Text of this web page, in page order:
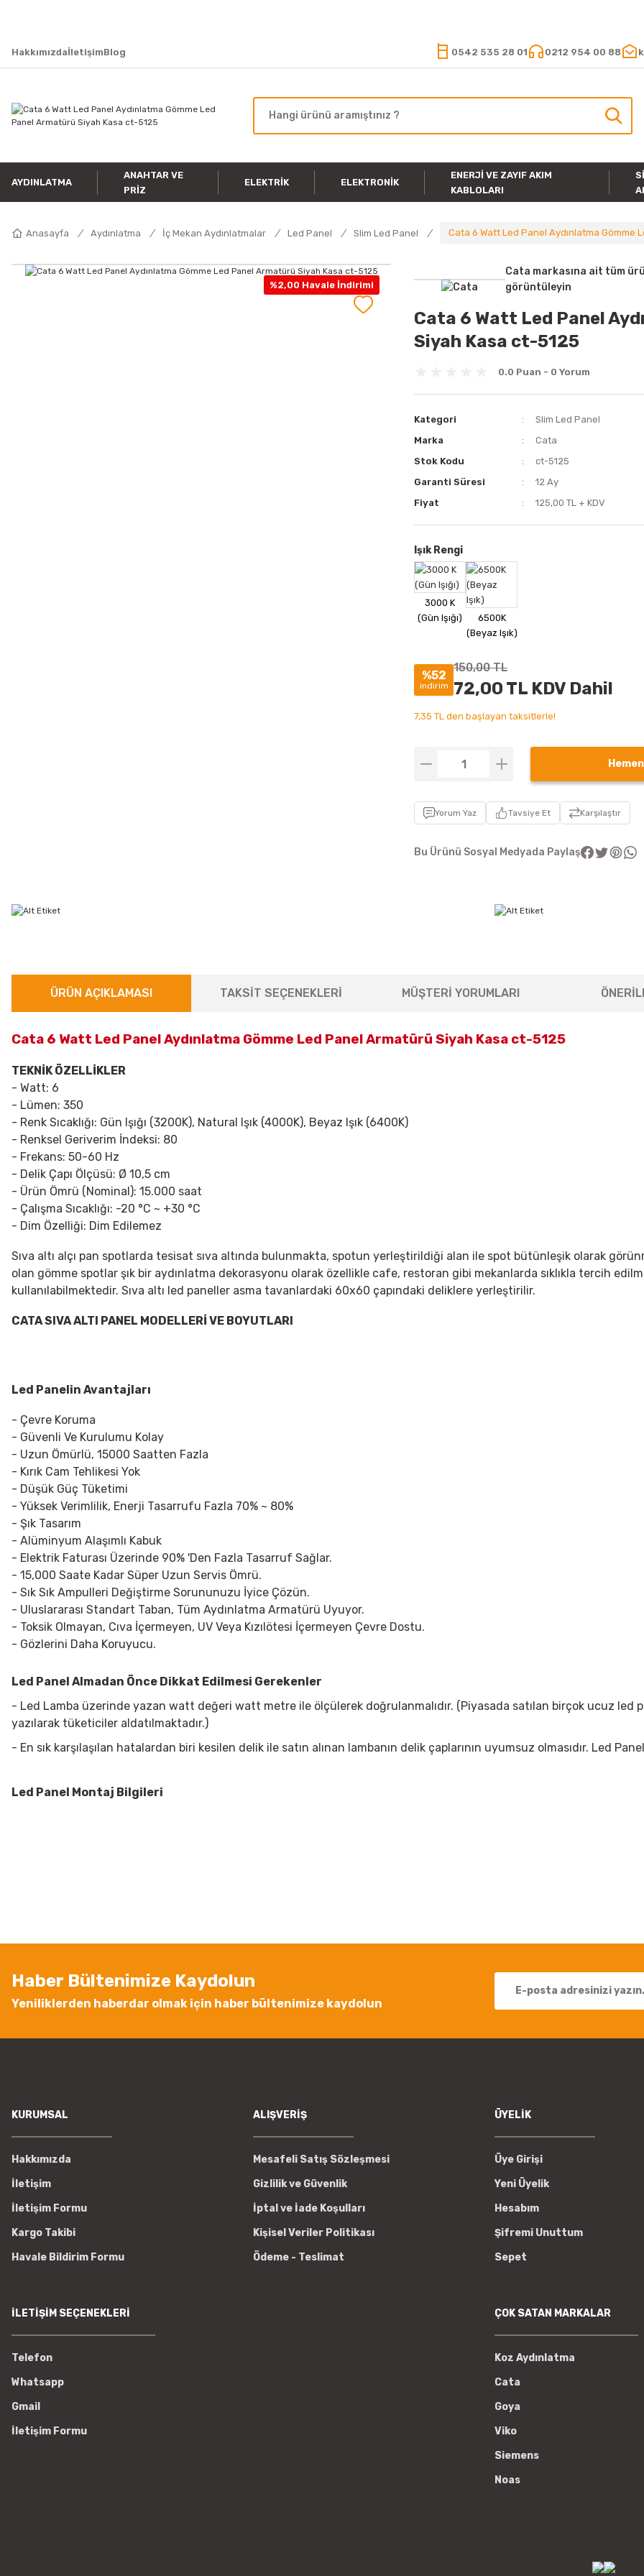
HakkımızdaİletişimBlog 0542 535 28 01 0212 954 00 88
AYDINLATMA
ANAHTAR VE
PRIZ
ELEKTRIK ELEKTRONIK
ENERJI VE ZAYIF AKIM
KABLOLARI
Anasayfa Aydınlatma İç Mekan Aydınlatmalar Led Panel Slim Led Panel Cata 6 Watt Led Panel Aydınlatma Gömme
%2,00 Havale İndirimi
Cata markasına ait tüm
görüntüleyin
Cata 6 Watt Led Panel
Siyah Kasa ct-5125
0.0 Puan - 0 Yorum
Kategori
Slim Led Panel
Marka
Cata
Stok Kodu
ct-5125
Garanti Süresi
12 Ay
Fiyat
125,00 TL + KDV
Işık Rengi
%52
indirim
150,00 TL
72,00 TL KDV Dahil
7,35 TL den başlayan taksitlerle!
Hemen
Yorum Yaz Tavsiye Et Karşılaştır
Bu Ürünü Sosyal Medyada Paylaş
ÜRÜN AÇIKLAMASI TAKSİT SEÇENEKLERİ MÜŞTERİ YORUMLARI
Cata 6 Watt Led Panel Aydınlatma Gömme Led Panel Armatürü Siyah Kasa ct-5125
TEKNİK ÖZELLİKLER
- Watt: 6
- Lümen: 350
- Renk Sıcaklığı: Gün Işığı (3200K), Natural Işık (4000K), Beyaz Işık (6400K)
- Renksel Geriverim İndeksi: 80
- Frekans: 50-60 Hz
- Delik Çapı Ölçüsü: Ø 10,5 cm
- Ürün Ömrü (Nominal): 15.000 saat
- Çalışma Sıcaklığı: -20 °C ~ +30 °C
- Dim Özelliği: Dim Edilemez
Sıva altı alçı pan spotlarda tesisat sıva altında bulunmakta, spotun yerleştirildiği alan ile spot bütünleşik olarak
olan gömme spotlar şık bir aydınlatma dekorasyonu olarak özellikle cafe, restoran gibi mekanlarda sıklıkla tercih
kullanılabilmektedir. Sıva altı led paneller asma tavanlardaki 60x60 çapındaki deliklere yerleştirilir.
CATA SIVA ALTI PANEL MODELLERİ VE BOYUTLARI
Led Panelin Avantajları
- Çevre Koruma
- Güvenli Ve Kurulumu Kolay
- Uzun Ömürlü, 15000 Saatten Fazla
- Kırık Cam Tehlikesi Yok
- Düşük Güç Tüketimi
- Yüksek Verimlilik, Enerji Tasarrufu Fazla 70% ~ 80%
- Şık Tasarım
- Alüminyum Alaşımlı Kabuk
- Elektrik Faturası Üzerinde 90% 'Den Fazla Tasarruf Sağlar.
- 15,000 Saate Kadar Süper Uzun Servis Ömrü.
- Sık Sık Ampulleri Değiştirme Sorununuzu İyice Çözün.
- Uluslararası Standart Taban, Tüm Aydınlatma Armatürü Uyuyor.
- Toksik Olmayan, Cıva İçermeyen, UV Veya Kızılötesi İçermeyen Çevre Dostu.
- Gözlerini Daha Koruyucu.
Led Panel Almadan Önce Dikkat Edilmesi Gerekenler
- Led Lamba üzerinde yazan watt değeri watt metre ile ölçülerek doğrulanmalıdır. (Piyasada satılan birçok ucuz
yazılarak tüketiciler aldatılmaktadır.)
- En sık karşılaşılan hatalardan biri kesilen delik ile satın alınan lambanın delik çaplarının uyumsuz olmasıdır. Led
Led Panel Montaj Bilgileri
Ürün bilgilerinde hatalar bulunuyor.
Bu ürüne benzer farklı alternatifler olmalı.
Haber Bültenimize Kaydolun
Yeniliklerden haberdar olmak için haber bültenimize kaydolun
KURUMSAL
Hakkımızda
İletişim
İletişim Formu
Kargo Takibi
Havale Bildirim Formu
ALIŞVERİŞ
Mesafeli Satış Sözleşmesi
Gizlilik ve Güvenlik
İptal ve İade Koşulları
Kişisel Veriler Politikası
Ödeme - Teslimat
ÜYELİK
Üye Girişi
Yeni Üyelik
Hesabım
Şifremi Unuttum
Sepet
İLETİŞİM SEÇENEKLERİ
Telefon
Whatsapp
Gmail
İletişim Formu
ÇOK SATAN MARKALAR
Koz Aydınlatma
Cata
Goya
Viko
Siemens
Noas